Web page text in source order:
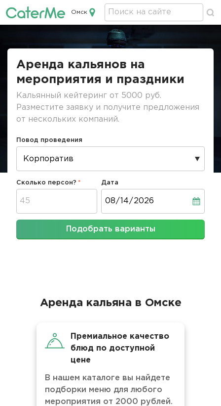
Кейтеринг в Омске
Омск
Аренда кальянов на
мероприятия и праздники
Кальянный кейтеринг от 5000 руб.
Разместите заявку и получите предложения
от нескольких компаний.
Повод проведения
Сколько персон? Дата
Подобрать варианты
Аренда кальяна в Омске
Премиальное качество
блюд по доступной
цене
В нашем каталоге вы найдете
подборки меню для любого
мероприятия от 2000 рублей.